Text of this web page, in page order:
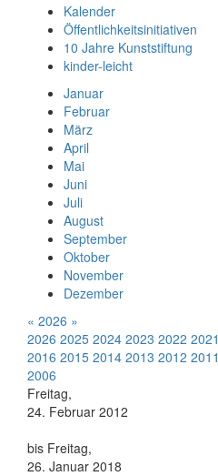
Kalender
Öffentlichkeitsinitiativen
10 Jahre Kunststiftung
kinder-leicht
Januar
Februar
März
April
Mai
Juni
Juli
August
September
Oktober
November
Dezember
« 2026 »
2026 2025 2024 2023 2022 2021
2016 2015 2014 2013 2012 2011
2006
Freitag,
24. Februar 2012
bis Freitag,
26. Januar 2018